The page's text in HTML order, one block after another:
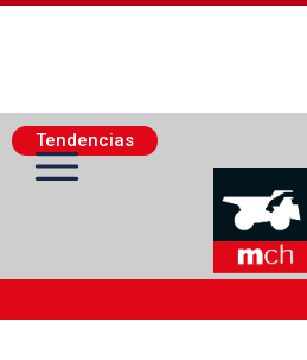
Tendencias
Actualidad Minera